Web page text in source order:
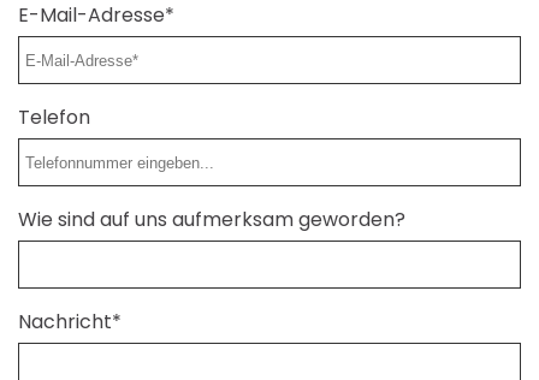
E-Mail-Adresse*
Telefon
Wie sind auf uns aufmerksam geworden?
Nachricht*